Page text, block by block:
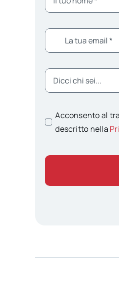
Acconsento al
descritto nella